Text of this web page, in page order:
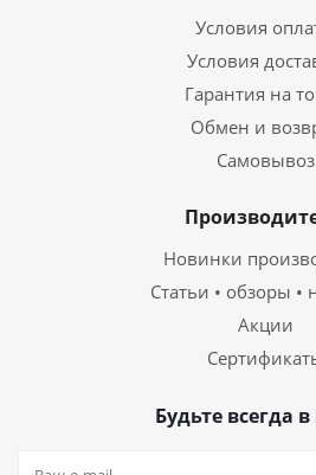
Условия
Условия
Гарантия на
Обмен и
Самовывоз
Новинки
Статьи • обзоры •
Акции
Будьте всегда в